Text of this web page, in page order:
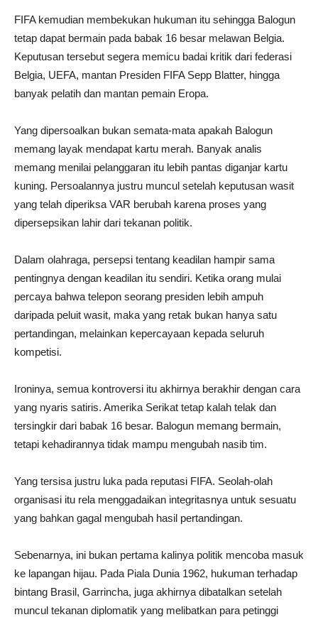
FIFA kemudian membekukan hukuman itu sehingga Balogun
tetap dapat bermain pada babak 16 besar melawan Belgia.
Keputusan tersebut segera memicu badai kritik dari federasi
Belgia, UEFA, mantan Presiden FIFA Sepp Blatter, hingga
banyak pelatih dan mantan pemain Eropa.
Yang dipersoalkan bukan semata-mata apakah Balogun
memang layak mendapat kartu merah. Banyak analis
memang menilai pelanggaran itu lebih pantas diganjar kartu
kuning. Persoalannya justru muncul setelah keputusan wasit
yang telah diperiksa VAR berubah karena proses yang
dipersepsikan lahir dari tekanan politik.
Dalam olahraga, persepsi tentang keadilan hampir sama
pentingnya dengan keadilan itu sendiri. Ketika orang mulai
percaya bahwa telepon seorang presiden lebih ampuh
daripada peluit wasit, maka yang retak bukan hanya satu
pertandingan, melainkan kepercayaan kepada seluruh
kompetisi.
Ironinya, semua kontroversi itu akhirnya berakhir dengan cara
yang nyaris satiris. Amerika Serikat tetap kalah telak dan
tersingkir dari babak 16 besar. Balogun memang bermain,
tetapi kehadirannya tidak mampu mengubah nasib tim.
Yang tersisa justru luka pada reputasi FIFA. Seolah-olah
organisasi itu rela menggadaikan integritasnya untuk sesuatu
yang bahkan gagal mengubah hasil pertandingan.
Sebenarnya, ini bukan pertama kalinya politik mencoba masuk
ke lapangan hijau. Pada Piala Dunia 1962, hukuman terhadap
bintang Brasil, Garrincha, juga akhirnya dibatalkan setelah
muncul tekanan diplomatik yang melibatkan para petinggi